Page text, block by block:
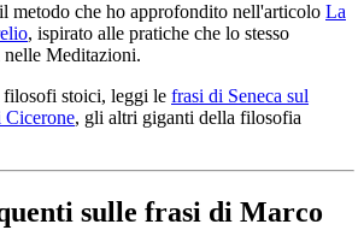
metodo che ho approfondito nell'articolo La
, ispirato alle pratiche che lo stesso
nelle Meditazioni.
filosofi stoici, leggi le frasi di Seneca sul
Cicerone, gli altri giganti della filosofia
sulle frasi di Marco